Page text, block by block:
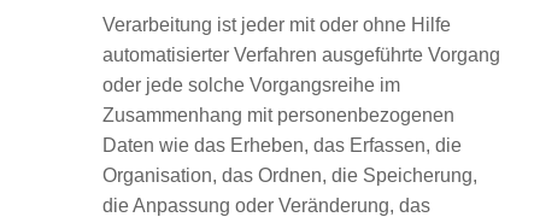
Verarbeitung ist jeder mit oder ohne Hilfe
automatisierter Verfahren ausgeführte Vorgang
oder jede solche Vorgangsreihe im
Zusammenhang mit personenbezogenen
Daten wie das Erheben, das Erfassen, die
Organisation, das Ordnen, die Speicherung,
die Anpassung oder Veränderung, das